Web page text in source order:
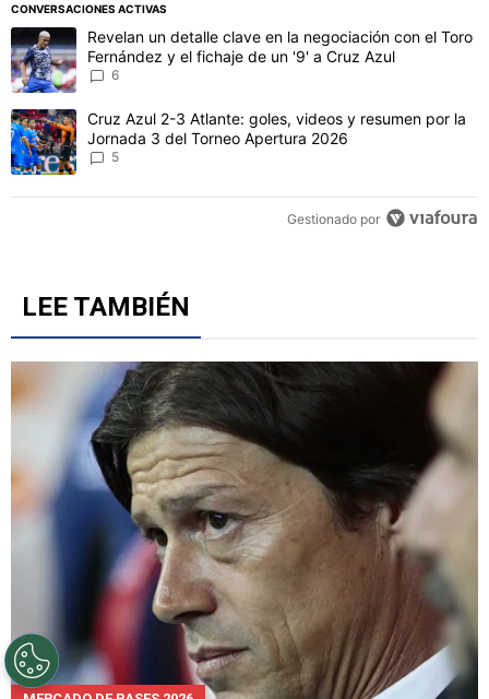
CONVERSACIONES ACTIVAS
Este listado muestra los artículos con más comentarios en los
Un artículo de tendencia con el título "Revelan un detalle clave
Revelan un detalle clave en la negociación con el Toro
Fernández y el fichaje de un '9' a Cruz Azul
6
Un artículo de tendencia con el título "Cruz Azul 2-3 Atlante:
Cruz Azul 2-3 Atlante: goles, videos y resumen por la
Jornada 3 del Torneo Apertura 2026
5
Gestionado por
LEE TAMBIÉN